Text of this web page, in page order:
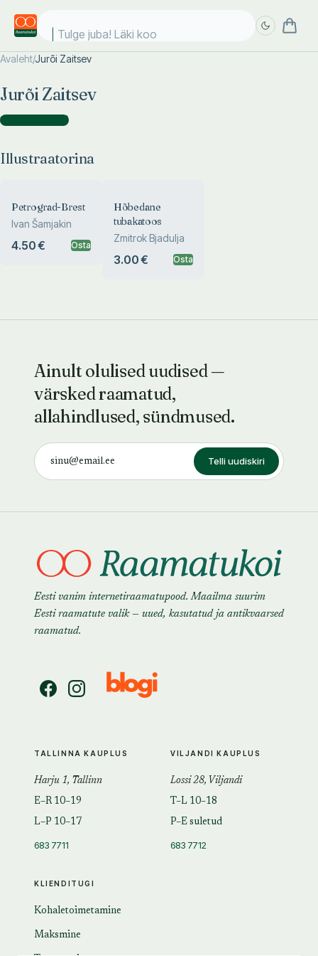
Tulge juba! Läki kool
Avaleht/Jurõi Zaitsev
Jurõi Zaitsev
Illustraatorina )
Illustraatorina
Petrograd-Brest
Ivan Šamjakin
4.50 € Osta
Hõbedane
tubakatoos
Zmitrok Bjadulja
3.00 € Osta
Ainult olulised uudised —
värsked raamatud,
allahindlused, sündmused.
Telli uudiskiri
Eesti vanim internetiraamatupood. Maailma suurim
Eesti raamatute valik — uued, kasutatud ja antikvaarsed
raamatud.
KLIENDITUGI
Kohaletoimetamine
Maksmine
TALLINNA KAUPLUS
Harju 1, Tallinn
E–R 10–19
L–P 10–17
683 7711
VILJANDI KAUPLUS
Lossi 28, Viljandi
T–L 10–18
P–E suletud
683 7712